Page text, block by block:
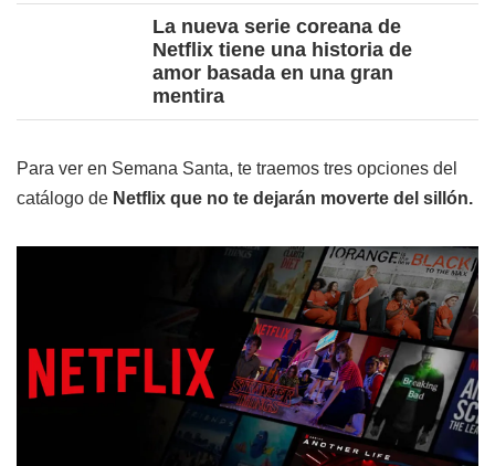
La nueva serie coreana de
Netflix tiene una historia de
amor basada en una gran
mentira
Para ver en Semana Santa, te traemos tres opciones del
catálogo de Netflix que no te dejarán moverte del sillón.